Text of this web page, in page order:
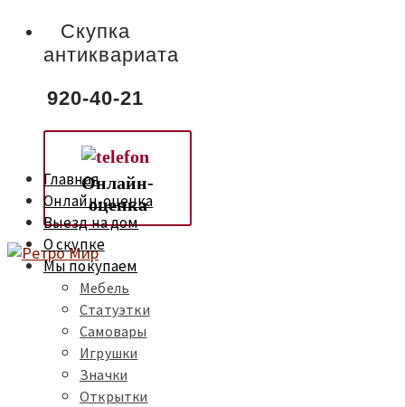
Скупка
антиквариата
920-40-21
Онлайн-
оценка
Главная
Онлайн-оценка
Выезд на дом
О скупке
Мы покупаем
Мебель
Статуэтки
Самовары
Игрушки
Значки
Открытки